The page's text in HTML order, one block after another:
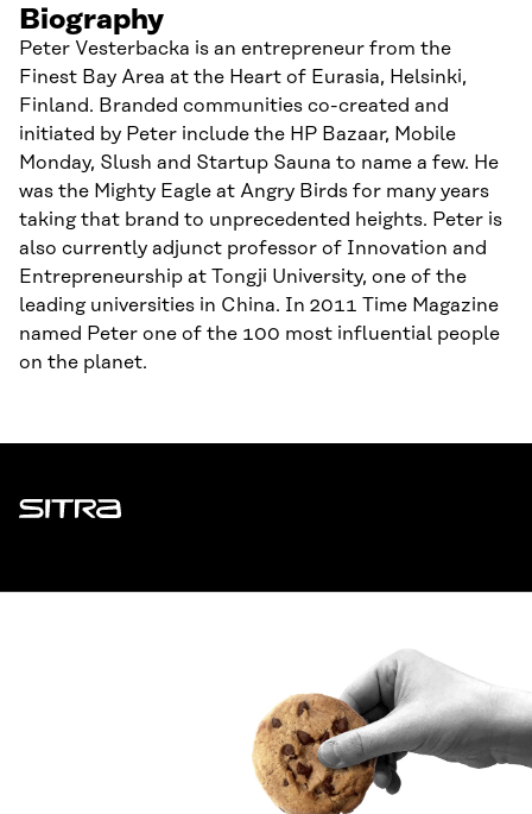
Biography
Peter Vesterbacka is an entrepreneur from the
Finest Bay Area at the Heart of Eurasia, Helsinki,
Finland. Branded communities co-created and
initiated by Peter include the HP Bazaar, Mobile
Monday, Slush and Startup Sauna to name a few. He
was the Mighty Eagle at Angry Birds for many years
taking that brand to unprecedented heights. Peter is
also currently adjunct professor of Innovation and
Entrepreneurship at Tongji University, one of the
leading universities in China. In 2011 Time Magazine
named Peter one of the 100 most influential people
on the planet.
Sitra